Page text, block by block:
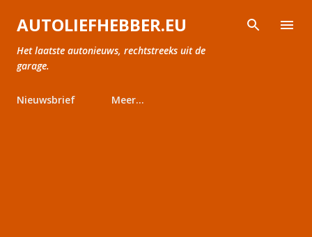
Doorgaan naar hoofdcontent
AUTOLIEFHEBBER.EU
Het laatste autonieuws, rechtstreeks uit de
garage.
Nieuwsbrief Meer…